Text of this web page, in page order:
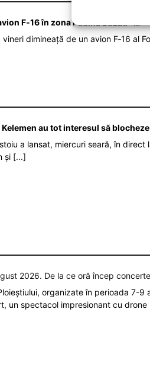
F‑16 în zona Padina Buzău -…
dimineață de un avion F‑16 al
au tot interesul să
a lansat, miercuri seară, în
și [...]
2026. De la ce oră încep
organizate în perioada 7-
un spectacol impresionant cu drone